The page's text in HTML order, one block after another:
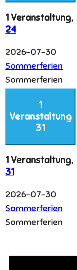
1 Veranstaltung,
24
2026-07-30
Sommerferien
Sommerferien
1
Veranstaltung
31
1 Veranstaltung,
31
2026-07-30
Sommerferien
Sommerferien